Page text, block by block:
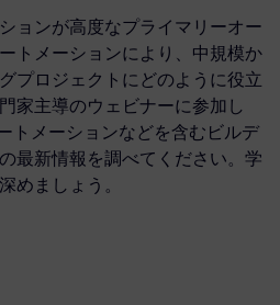
ョンが高度なプライマリーオー
トメーションにより、中規模か
プロジェクトにどのように役立
家主導のウェビナーに参加し
トメーションなどを含むビルデ
最新情報を調べてください。学
めましょう。